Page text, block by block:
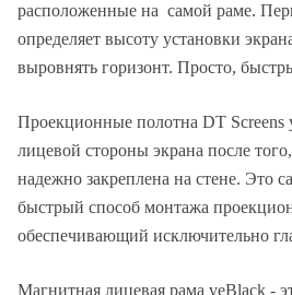
расположенные на самой раме.
определяет высоту установки
выровнять горизонт. Просто,
Проекционные полотна DT Screens
лицевой стороны экрана после
надежно закреплена на стене. Это
быстрый способ монтажа
обеспечивающий исключительно
Магнитная лицевая рама veBlack -